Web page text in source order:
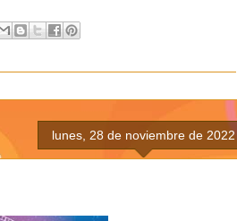
lunes, 28 de noviembre de 2022